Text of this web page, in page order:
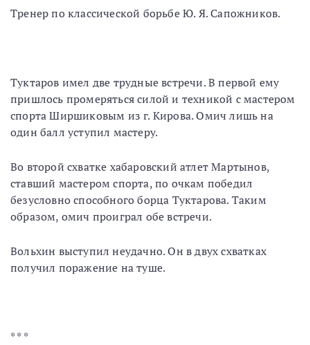
Тренер по классической борьбе Ю. Я. Сапожников.
Туктаров имел две трудные встречи. В первой ему
пришлось промеряться силой и техникой с мастером
спорта Ширшиковым из г. Кирова. Омич лишь на
один балл уступил мастеру.
Во второй схватке хабаровский атлет Мартынов,
ставший мастером спорта, по очкам победил
безусловно способного борца Туктарова. Таким
образом, омич проиграл обе встречи.
Вольхин выступил неудачно. Он в двух схватках
получил поражение на туше.
* * *